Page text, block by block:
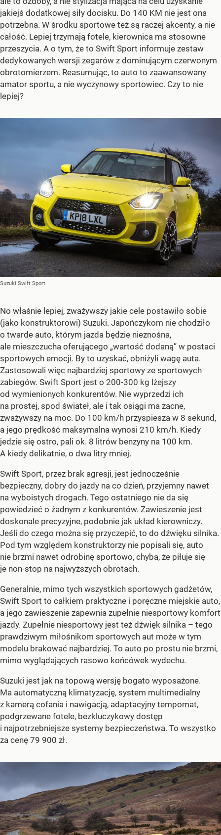
jakiejś dodatkowej siły docisku. Do 140 KM nie jest ona
potrzebna. W środku sportowe też są raczej akcenty, a nie
całość. Lepiej trzymają fotele, kierownica ma stosowne
przeszycia. A o tym, że to Swift Sport informuje zestaw
dedykowanych wersji zegarów z dominującym czerwonym
obrotomierzem. Reasumując, to auto to zaawansowany
amator sportu, a nie wyczynowy sportowiec. Czy to nie
lepiej?
Suzuki Swift Sport
No właśnie lepiej, zważywszy jakie cele postawiło sobie
(jako konstruktorowi) Suzuki. Japończykom nie chodziło
o twarde auto, którym jazda będzie nieznośna,
ale mieszczucha oferującego „wartość dodaną” w postaci
sportowych emocji. By to uzyskać, obniżyli wagę auta.
Zastosowali więc najbardziej sportowy ze sportowych
zabiegów. Swift Sport jest o 200-300 kg lżejszy
od wymienionych konkurentów. Nie wyprzedzi ich
na prostej, spod świateł, ale i tak osiągi ma zacne,
zważywszy na moc. Do 100 km/h przyspiesza w 8 sekund,
a jego prędkość maksymalna wynosi 210 km/h. Kiedy
jedzie się ostro, pali ok. 8 litrów benzyny na 100 km.
A kiedy delikatnie, o dwa litry mniej.
Swift Sport, przez brak agresji, jest jednocześnie
bezpieczny, dobry do jazdy na co dzień, przyjemny nawet
na wyboistych drogach. Tego ostatniego nie da się
powiedzieć o żadnym z konkurentów. Zawieszenie jest
doskonale precyzyjne, podobnie jak układ kierowniczy.
Jeśli do czego można się przyczepić, to do dźwięku silnika.
Pod tym względem konstruktorzy nie popisali się, auto
nie brzmi nawet odrobinę sportowo, chyba, że piłuje się
je non-stop na najwyższych obrotach.
Generalnie, mimo tych wszystkich sportowych gadżetów,
Swift Sport to całkiem praktyczne i poręczne miejskie auto,
a jego zawieszenie zapewnia zupełnie niesportowy komfort
jazdy. Zupełnie niesportowy jest też dźwięk silnika – tego
prawdziwym miłośnikom sportowych aut może w tym
modelu brakować najbardziej. To auto po prostu nie brzmi,
mimo wyglądających rasowo końcówek wydechu.
Suzuki jest jak na topową wersję bogato wyposażone.
Ma automatyczną klimatyzację, system multimedialny
z kamerą cofania i nawigacją, adaptacyjny tempomat,
podgrzewane fotele, bezkluczykowy dostęp
i najpotrzebniejsze systemy bezpieczeństwa. To wszystko
za cenę 79 900 zł.